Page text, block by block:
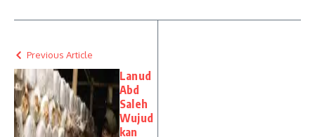
Previous Article
Lanud
Abd
Saleh
Wujud
kan